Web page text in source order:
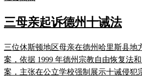
三母亲起诉德州十诫法
三位休斯顿地区母亲在德州哈里斯县地
案，依据 1999 年德州宗教自由恢复法
案，主张在公立学校强制展示十诫侵犯